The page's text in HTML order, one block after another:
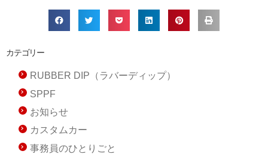
カテゴリー
RUBBER DIP（ラバーディップ）
SPPF
お知らせ
カスタムカー
事務員のひとりごと